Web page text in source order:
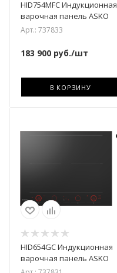
HID754MFC Индукционная
варочная панель ASKO
Арт.: 737833
183 900 руб./шт
В КОРЗИНУ
HID654GC Индукционная
варочная панель ASKO